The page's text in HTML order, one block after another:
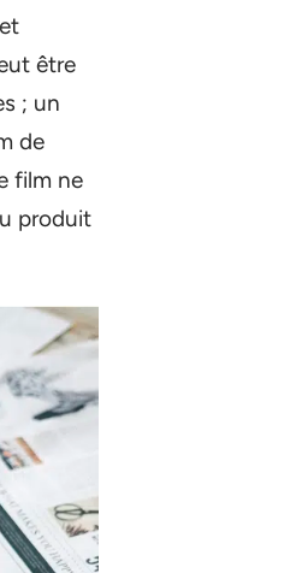
être
; un
de
film ne
produit